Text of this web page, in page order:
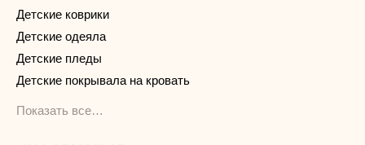
Детские коврики
Детские одеяла
Детские пледы
Детские покрывала на кровать
Показать все…